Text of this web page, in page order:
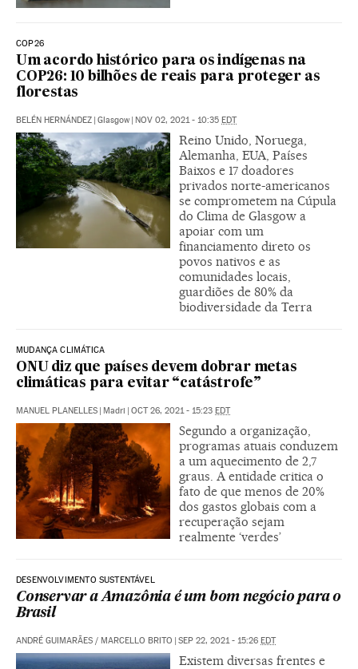
COP26
Um acordo histórico para os indígenas na
COP26: 10 bilhões de reais para proteger as
florestas
BELÉN HERNÁNDEZ | Glasgow | NOV 02, 2021 - 10:35 EDT
Reino Unido, Noruega,
Alemanha, EUA, Países
Baixos e 17 doadores
privados norte-americanos
se comprometem na Cúpula
do Clima de Glasgow a
apoiar com um
financiamento direto os
povos nativos e as
comunidades locais,
guardiões de 80% da
biodiversidade da Terra
MUDANÇA CLIMÁTICA
ONU diz que países devem dobrar metas
climáticas para evitar “catástrofe”
MANUEL PLANELLES | Madri | OCT 26, 2021 - 15:23 EDT
Segundo a organização,
programas atuais conduzem
a um aquecimento de 2,7
graus. A entidade critica o
fato de que menos de 20%
dos gastos globais com a
recuperação sejam
realmente ‘verdes’
DESENVOLVIMENTO SUSTENTÁVEL
Conservar a Amazônia é um bom negócio para o
Brasil
ANDRÉ GUIMARÃES / MARCELLO BRITO | SEP 22, 2021 - 15:26 EDT
Existem diversas frentes e